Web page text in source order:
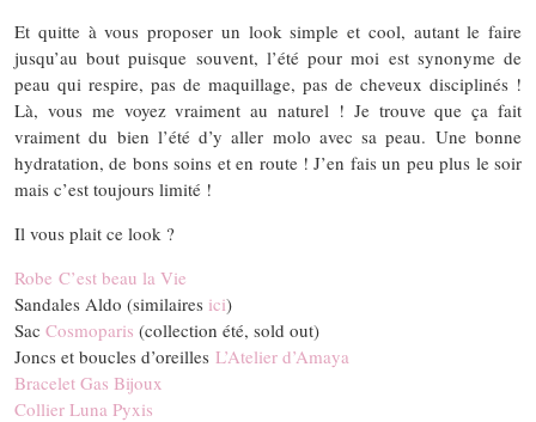
Et quitte à vous proposer un look simple et cool, autant le faire
jusqu’au bout puisque souvent, l’été pour moi est synonyme de
peau qui respire, pas de maquillage, pas de cheveux disciplinés !
Là, vous me voyez vraiment au naturel ! Je trouve que ça fait
vraiment du bien l’été d’y aller molo avec sa peau. Une bonne
hydratation, de bons soins et en route ! J’en fais un peu plus le soir
mais c’est toujours limité !
Il vous plait ce look ?
Robe C’est beau la Vie
Sandales Aldo (similaires ici)
Sac Cosmoparis (collection été, sold out)
Joncs et boucles d’oreilles L’Atelier d’Amaya
Bracelet Gas Bijoux
Collier Luna Pyxis